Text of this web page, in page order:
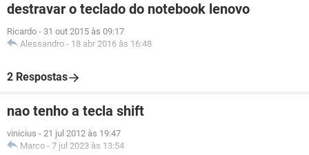
destravar o teclado do notebook lenovo
Ricardo - 31 out 2015 às 09:17
Alessandro - 18 abr 2016 às 16:48
2 Respostas
nao tenho a tecla shift
vinicius - 21 jul 2012 às 19:47
Marco - 7 jul 2023 às 13:54